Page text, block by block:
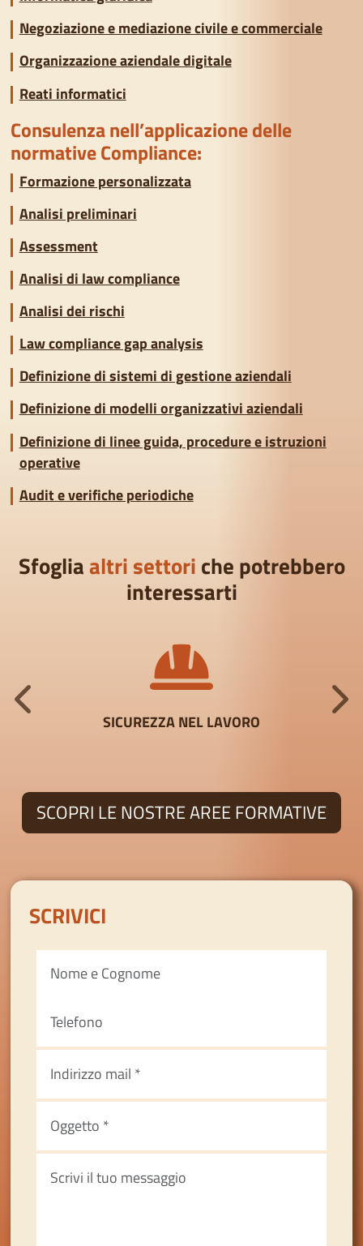
Negoziazione e mediazione civile e commerciale
Organizzazione aziendale digitale
Reati informatici
Consulenza nell’applicazione delle
normative Compliance:
Formazione personalizzata
Analisi preliminari
Assessment
Analisi di law compliance
Analisi dei rischi
Law compliance gap analysis
Definizione di sistemi di gestione aziendali
Definizione di modelli organizzativi aziendali
Definizione di linee guida, procedure e istruzioni
operative
Audit e verifiche periodiche
Sfogliaaltri settoriche potrebbero
interessarti
SICUREZZA NEL LAVORO
SCOPRI LE NOSTRE AREE FORMATIVE
SCRIVICI